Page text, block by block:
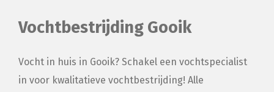
Vochtbestrijding Gooik
Vocht in huis in Gooik? Schakel een vochtspecialist
in voor kwalitatieve vochtbestrijding! Alle